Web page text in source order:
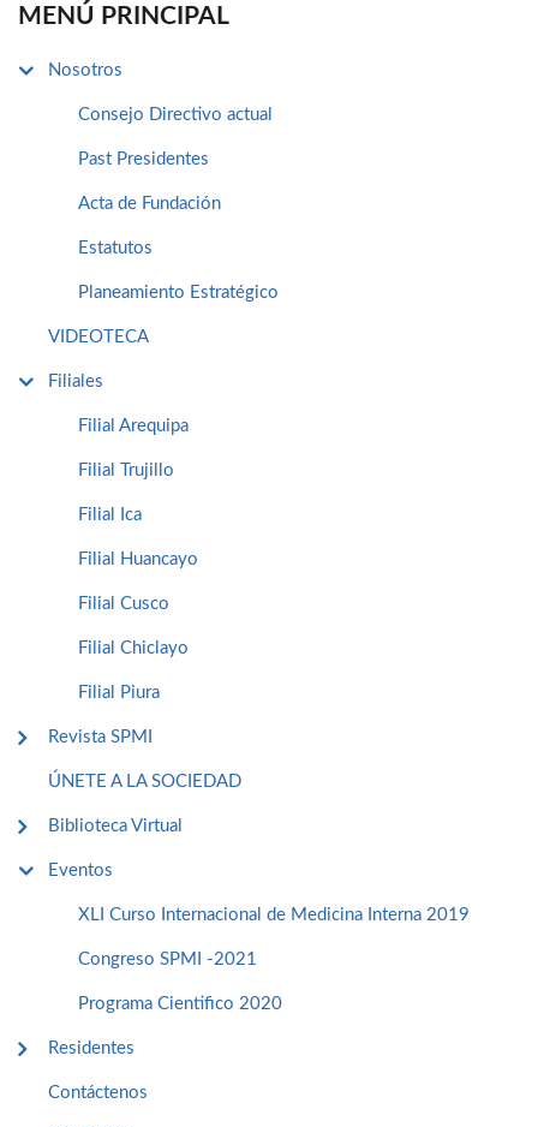
MENÚ PRINCIPAL
Nosotros
Consejo Directivo actual
Past Presidentes
Acta de Fundación
Estatutos
Planeamiento Estratégico
VIDEOTECA
Filiales
Filial Arequipa
Filial Trujillo
Filial Ica
Filial Huancayo
Filial Cusco
Filial Chiclayo
Filial Piura
Revista SPMI
ÚNETE A LA SOCIEDAD
Biblioteca Virtual
Eventos
XLI Curso Internacional de Medicina Interna 2019
Congreso SPMI -2021
Programa Cientifico 2020
Residentes
Contáctenos